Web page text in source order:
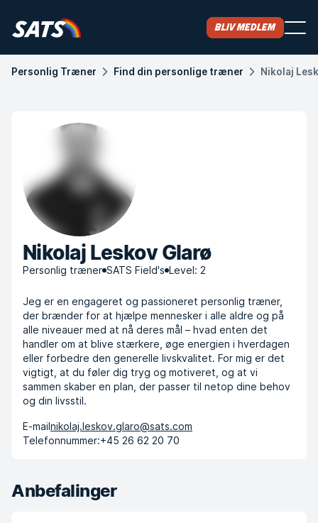
Bliv medlem
Personlig Træner Find din personlige træner Nikolaj
Nikolaj Leskov Glarø
Personlig træner SATS Field's Level: 2
Jeg er en engageret og passioneret personlig træner,
der brænder for at hjælpe mennesker i alle aldre og på
alle niveauer med at nå deres mål – hvad enten det
handler om at blive stærkere, øge energien i hverdagen
eller forbedre den generelle livskvalitet. For mig er det
vigtigt, at du føler dig tryg og motiveret, og at vi
sammen skaber en plan, der passer til netop dine behov
og din livsstil.
E-mailnikolaj.leskov.glaro@sats.com
Telefonnummer:+45 26 62 20 70
Anbefalinger